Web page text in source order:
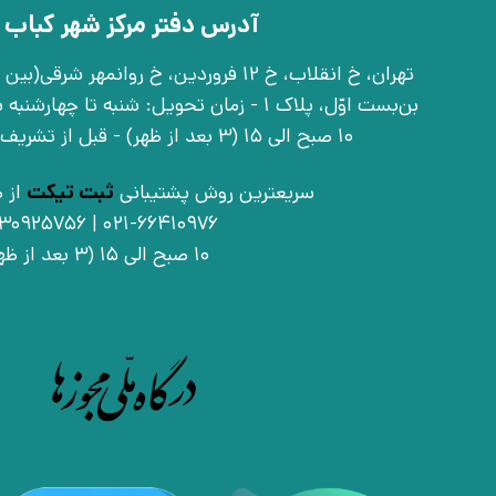
آدرس دفتر مرکز شهر
بن‌بست اوّل، پلاک 1 - زمان تحویل: شنبه
10 صبح الی 15 (3 بعد از ظهر) - قبل از تشریف آوردن تماس بگیرید
سریعترین روش پشتیبانی ثبت تیکت
10 صبح الی 15 (3 بعد از ظهر)